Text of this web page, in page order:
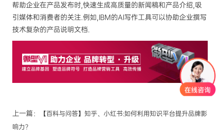
帮助企业在产品发布时,快速生成高质量的新闻稿和产品介绍,吸
引媒体和消费者的关注.例如,IBM的AI写作工具可以协助企业撰写
技术复杂的产品说明文档.
上一篇：
【百科与问答】知乎、小红书:如何利用知识平台提升品牌影
响力?